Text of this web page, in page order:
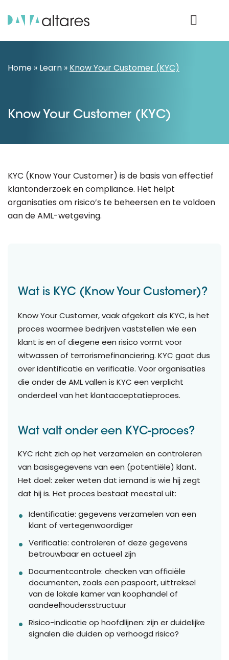
Home » Learn » Know Your Customer (KYC)
Know Your Customer (KYC)
KYC (Know Your Customer) is de basis van effectief
klantonderzoek en compliance. Het helpt
organisaties om risico’s te beheersen en te voldoen
aan de AML-wetgeving.
Wat is KYC (Know Your Customer)?
Know Your Customer, vaak afgekort als KYC, is het
proces waarmee bedrijven vaststellen wie een
klant is en of diegene een risico vormt voor
witwassen of terrorismefinanciering. KYC gaat dus
over identificatie en verificatie. Voor organisaties
die onder de AML vallen is KYC een verplicht
onderdeel van het klantacceptatieproces.
Wat valt onder een KYC-proces?
KYC richt zich op het verzamelen en controleren
van basisgegevens van een (potentiële) klant.
Het doel: zeker weten dat iemand is wie hij zegt
dat hij is. Het proces bestaat meestal uit:
Identificatie: gegevens verzamelen van een
klant of vertegenwoordiger
Verificatie: controleren of deze gegevens
betrouwbaar en actueel zijn
Documentcontrole: checken van officiële
documenten, zoals een paspoort, uittreksel
van de lokale kamer van koophandel of
aandeelhoudersstructuur
Risico-indicatie op hoofdlijnen: zijn er duidelijke
signalen die duiden op verhoogd risico?